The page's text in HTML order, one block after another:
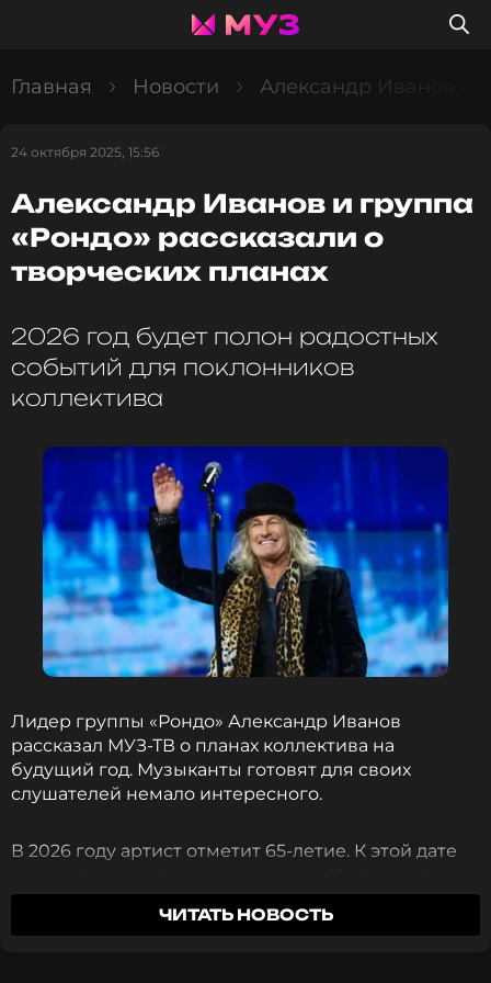
Главная Новости Александр Иванов и
24 октября 2025, 15:56
Александр Иванов и группа
«Рондо» рассказали о
творческих планах
2026 год будет полон радостных
событий для поклонников
коллектива
Лидер группы «Рондо» Александр Иванов
рассказал МУЗ-ТВ о планах коллектива на
будущий год. Музыканты готовят для своих
слушателей немало интересного.
В 2026 году артист отметит 65-летие. К этой дате
дворце, которые пройдут в марте. Помимо этого,
группа отправится в гастрольный тур по стране.
ЧИТАТЬ НОВОСТЬ